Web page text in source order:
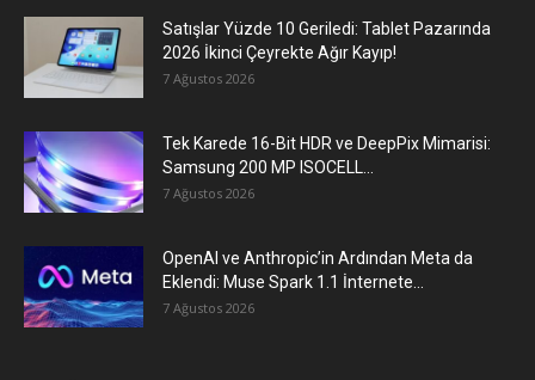
Satışlar Yüzde 10 Geriledi: Tablet Pazarında
2026 İkinci Çeyrekte Ağır Kayıp!
7 Ağustos 2026
Tek Karede 16-Bit HDR ve DeepPix Mimarisi:
Samsung 200 MP ISOCELL...
7 Ağustos 2026
OpenAI ve Anthropic’in Ardından Meta da
Eklendi: Muse Spark 1.1 İnternete...
7 Ağustos 2026